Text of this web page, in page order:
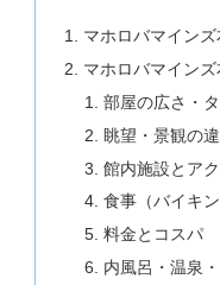
マホロバマイン
マホロバマイン
部屋の広さ・
眺望・景観の
館内施設とア
食事（バイキ
料金とコスパ
内風呂・温泉